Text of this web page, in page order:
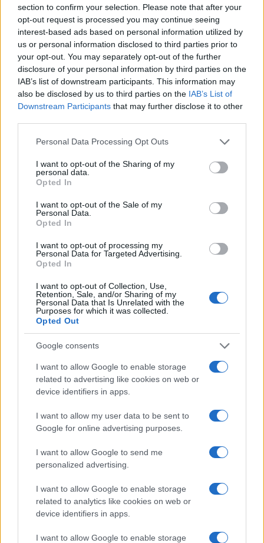
section to confirm your selection. Please note that after your
opt-out request is processed you may continue seeing
interest-based ads based on personal information utilized by
us or personal information disclosed to third parties prior to
your opt-out. You may separately opt-out of the further
disclosure of your personal information by third parties on the
IAB’s list of downstream participants. This information may
also be disclosed by us to third parties on the IAB’s List of
Downstream Participants that may further disclose it to other
Please note that this website/app uses one or more Google
not limited to your visit or usage behaviour. You may click to
grant or deny consent to Google and its third-party tags to
use your data for below specified purposes in below Google
consent section.
Personal Data Processing Opt Outs
I want to opt-out of the Sharing of my
personal data.
Opted In
I want to opt-out of the Sale of my
Personal Data.
Opted In
I want to opt-out of processing my
Personal Data for Targeted Advertising.
Opted In
I want to opt-out of Collection, Use,
Retention, Sale, and/or Sharing of my
Personal Data that Is Unrelated with the
Purposes for which it was collected.
Opted Out
Google consents
I want to allow Google to enable storage
related to advertising like cookies on web or
device identifiers in apps.
I want to allow my user data to be sent to
Google for online advertising purposes.
I want to allow Google to send me
personalized advertising.
I want to allow Google to enable storage
related to analytics like cookies on web or
device identifiers in apps.
I want to allow Google to enable storage
Continua a leggere
TEEN NEWS
Sterling Point – L’isola dei segreti: trama, cast e
perché guardarla
Cristian Castiglioni · 7 Ago 2026